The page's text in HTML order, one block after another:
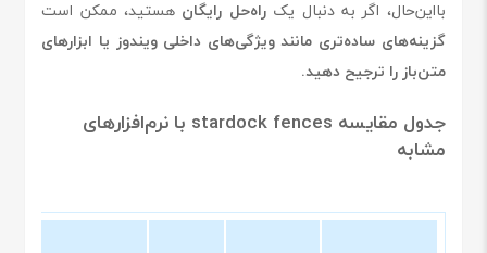
بااین‌حال، اگر به دنبال یکراه‌حل رایگان هستید، ممکن است
گزینه‌های ساده‌تری مانند ویژگی‌های داخلی ویندوز یا ابزارهای
متن‌باز را ترجیح دهید.
جدول مقایسه stardock fences با نرم‌افزارهای
مشابه